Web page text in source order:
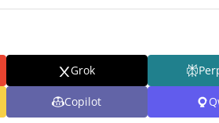
Grok
Copilot